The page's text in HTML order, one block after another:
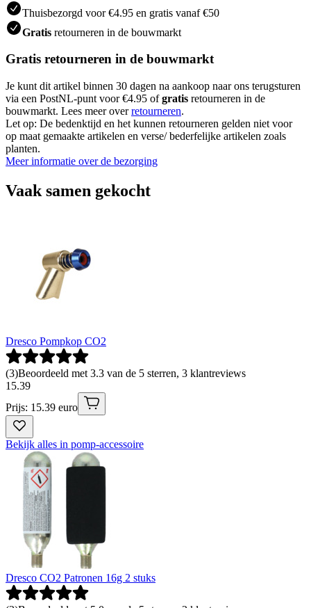
Thuisbezorgd voor €4.95 en gratis vanaf €50
Gratis retourneren in de bouwmarkt
Gratis retourneren in de bouwmarkt
Je kunt dit artikel binnen 30 dagen na aankoop naar ons terugsturen
via een PostNL-punt voor €4.95 ofgratis retourneren in de
bouwmarkt. Lees meer overretourneren.
Let op: De bedenktijd en het kunnen retourneren gelden niet voor
op maat gemaakte artikelen en verse/ bederfelijke artikelen zoals
planten.
Meer informatie over de bezorging
Vaak samen gekocht
Dresco Pompkop CO2
(3)Beoordeeld met 3.3 van de 5 sterren, 3 klantreviews
15.39
Prijs: 15.39 euro
Bekijk alles in pomp-accessoire
Dresco CO2 Patronen 16g 2 stuks